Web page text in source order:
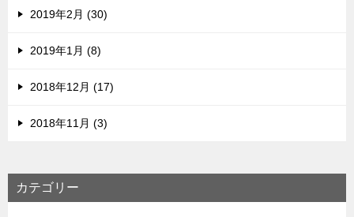
2019年2月 (30)
2019年1月 (8)
2018年12月 (17)
2018年11月 (3)
カテゴリー